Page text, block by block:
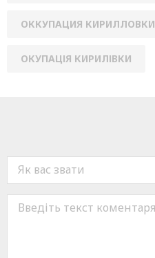
ОККУПАЦИЯ КИРИЛЛОВКИ
ОКУПАЦІЯ КИРИЛІВКИ